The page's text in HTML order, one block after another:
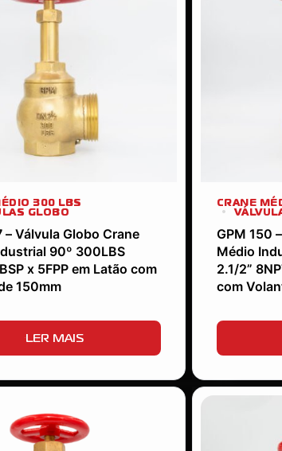
300 LBS
GLOBO
– Válvula Globo Crane
90º 300LBS
x 5FPP em Latão com
150mm
LER MAIS
CRANE
GPM 150
Médio
2.1/2”
com